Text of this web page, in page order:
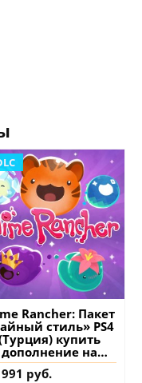
Rancher: Пакет
стиль» PS4
купить
дополнение на
аккаунт
руб.